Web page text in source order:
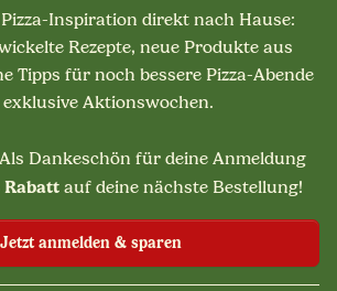
Inspiration direkt nach Hause:
Rezepte, neue Produkte aus
Tipps für noch bessere Pizza-Abende
Aktionswochen.
Als Dankeschön für deine Anmeldung
Rabattauf deine nächste Bestellung!
Jetzt anmelden & sparen